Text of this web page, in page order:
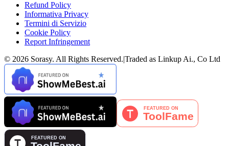
Refund Policy
Informativa Privacy
Termini di Servizio
Cookie Policy
Report Infringement
© 2026 Sorasy. All Rights Reserved.|Traded as Linkup Ai., Co Ltd